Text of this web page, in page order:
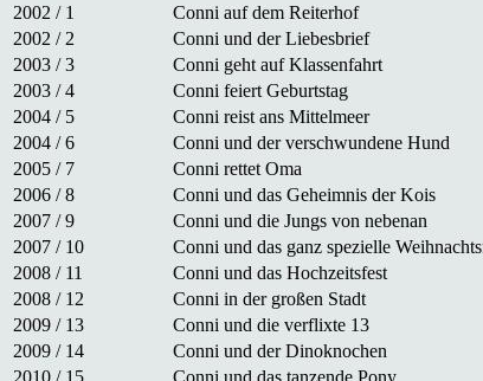
2002 / 1
Conni auf dem Reiterhof
2002 / 2
Conni und der Liebesbrief
2003 / 3
Conni geht auf Klassenfahrt
2003 / 4
Conni feiert Geburtstag
2004 / 5
Conni reist ans Mittelmeer
2004 / 6
Conni und der verschwundene Hund
2005 / 7
Conni rettet Oma
2006 / 8
Conni und das Geheimnis der Kois
2007 / 9
Conni und die Jungs von nebenan
2007 / 10
Conni und das ganz spezielle
2008 / 11
Conni und das Hochzeitsfest
2008 / 12
Conni in der großen Stadt
2009 / 13
Conni und die verflixte 13
2009 / 14
Conni und der Dinoknochen
2010 / 15
Conni und das tanzende Pony